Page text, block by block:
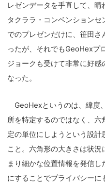
レゼンデータを手直して、
タクララ・コンベンション
でのプレゼンだけに、笹田
ったが、それでもGeoHexプ
ジョークも受けて非常に好感
なった。
GeoHexというのは、緯度
所を特定するのではなく、
定の単位にしようという設
こと。六角形の大きさは状
まり細かな位置情報を発信
にすることでプライバシー